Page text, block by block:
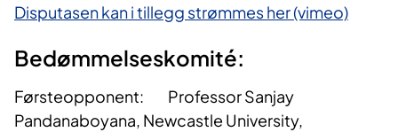
Disputasen kan i tillegg strømmes her (vimeo)
Bedømmelseskomité:
Førsteopponent: Professor Sanjay
Pandanaboyana, Newcastle University,